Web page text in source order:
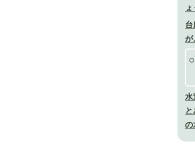
が
水
の